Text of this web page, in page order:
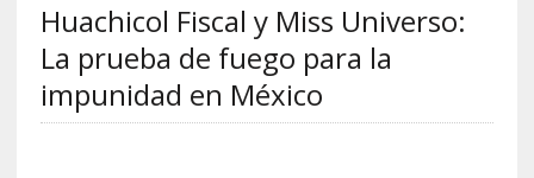
Huachicol Fiscal y Miss Universo:
La prueba de fuego para la
impunidad en México